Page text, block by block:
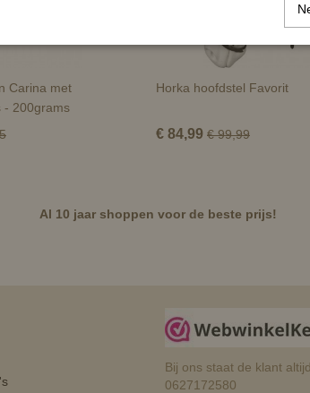
Carina met
- 200grams
Horka hoofdstel Favorit
€ 84,99 € 99,99
Al 10 jaar shoppen voor de beste prijs!
Bij ons staat de klant
0627172580